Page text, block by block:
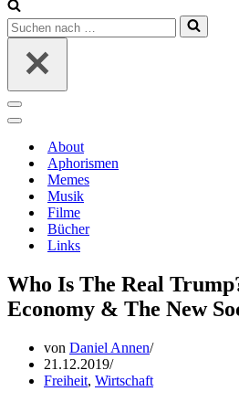
Suchen
nach …
Navigations-
Menü
Navigations-
About
Aphorismen
Memes
Musik
Filme
Bücher
Links
Who Is The Real
Economy & The New
von Daniel Annen
21.12.2019
Freiheit, Wirtschaft